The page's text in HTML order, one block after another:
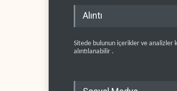
Alıntı
Sitede bulunun içerikler ve analizler
alıntılanabilir .